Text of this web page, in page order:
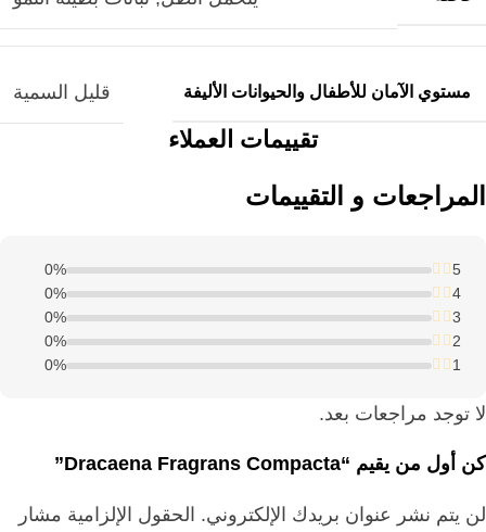
مستوي الآمان للأطفال والحيوانات الأليفة قليل السمية
تقييمات العملاء
المراجعات و التقييمات
5
0%
4
0%
3
0%
2
0%
1
0%
لا توجد مراجعات بعد.
كن أول من يقيم “Dracaena Fragrans Compacta”
لن يتم نشر عنوان بريدك الإلكتروني. الحقول الإلزامية مشار